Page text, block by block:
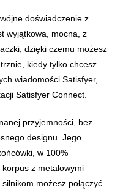
doświadczenie z
wyjątkowa, mocna, z
dzięki czemu możesz
kiedy tylko chcesz.
wiadomości Satisfyer,
Satisfyer Connect.
przyjemności, bez
designu. Jego
w 100%
korpus z metalowymi
możesz połączyć